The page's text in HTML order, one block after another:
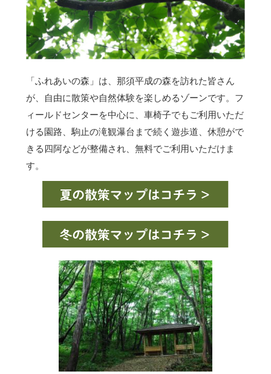
「ふれあいの森」は、那須平成の森を訪れた皆さん
が、自由に散策や自然体験を楽しめるゾーンです。フ
ィールドセンターを中心に、車椅子でもご利用いただ
ける園路、駒止の滝観瀑台まで続く遊歩道、休憩がで
きる四阿などが整備され、無料でご利用いただけま
す。